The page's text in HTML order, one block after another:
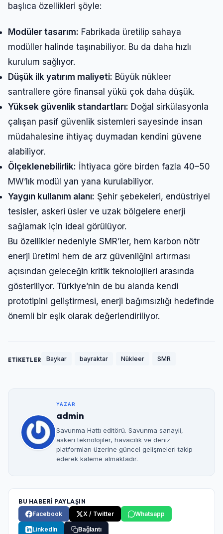
başlıca özellikleri şöyle:
Modüler tasarım: Fabrikada üretilip sahaya
modüller halinde taşınabiliyor. Bu da daha hızlı
kurulum sağlıyor.
Düşük ilk yatırım maliyeti: Büyük nükleer
santrallere göre finansal yükü çok daha düşük.
Yüksek güvenlik standartları: Doğal sirkülasyonla
çalışan pasif güvenlik sistemleri sayesinde insan
müdahalesine ihtiyaç duymadan kendini güvene
alabiliyor.
Ölçeklenebilirlik: İhtiyaca göre birden fazla 40–50
MW’lık modül yan yana kurulabiliyor.
Yaygın kullanım alanı: Şehir şebekeleri, endüstriyel
tesisler, askeri üsler ve uzak bölgelere enerji
sağlamak için ideal görülüyor.
Bu özellikler nedeniyle SMR’ler, hem karbon nötr
enerji üretimi hem de arz güvenliğini artırması
açısından geleceğin kritik teknolojileri arasında
gösteriliyor. Türkiye’nin de bu alanda kendi
prototipini geliştirmesi, enerji bağımsızlığı hedefinde
önemli bir eşik olarak değerlendiriliyor.
ETİKETLER Baykar bayraktar Nükleer SMR
YAZAR
admin
Savunma Hattı editörü. Savunma sanayii,
askeri teknolojiler, havacılık ve deniz
platformları üzerine güncel gelişmeleri takip
ederek kaleme almaktadır.
BU HABERİ PAYLAŞIN
Facebook
X / Twitter Whatsapp
LinkedIn Bağlantı